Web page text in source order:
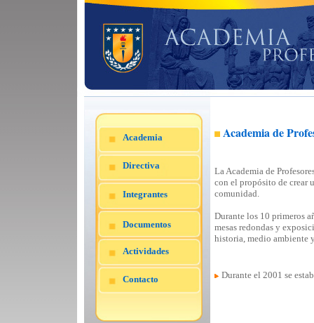
Academia
Directiva
Integrantes
Documentos
Actividades
Contacto
Academia de
La Academia de
con el propósito de crear
comunidad.
Durante los 10 primeros
mesas redondas y
historia, medio ambiente
Durante el 2001 se